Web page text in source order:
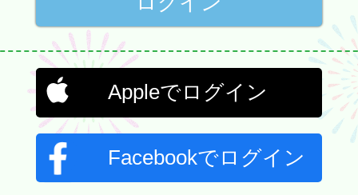
Appleでログイン
Facebookでログイン